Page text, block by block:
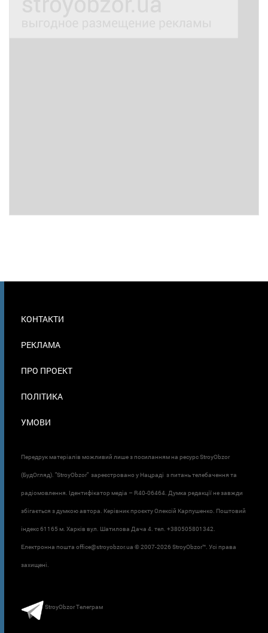
В
КОНТАКТИ
РЕКЛАМА
ПРО ПРОЕКТ
ПОЛІТИКА
УМОВИ
Передрук матеріалів можливий лише з посиланням на ресурс StroyObzor
(БудОгляд). "StroyObzor" зареєстровано у Нацраді з питань телебачення та
радіомовлення. Ідентифікатор медіа – R40-06464. Думка редакції не завжди
збігається з думкою автора. Керівник проєкту Олексій Карпушенко. Поштовий
індекс 61165 м. Харків вул. Шатилова Дача 4. тел. +380505801342.
Електронна пошта office@stroyobzor.ua © 2007-2026 StroyObzor™. Усі права
захищені.
StroyObzor Телеграм